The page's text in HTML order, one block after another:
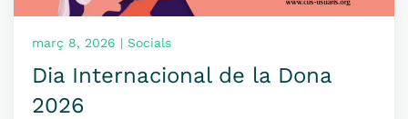
març 8, 2026 | Socials
Dia Internacional de la Dona
2026